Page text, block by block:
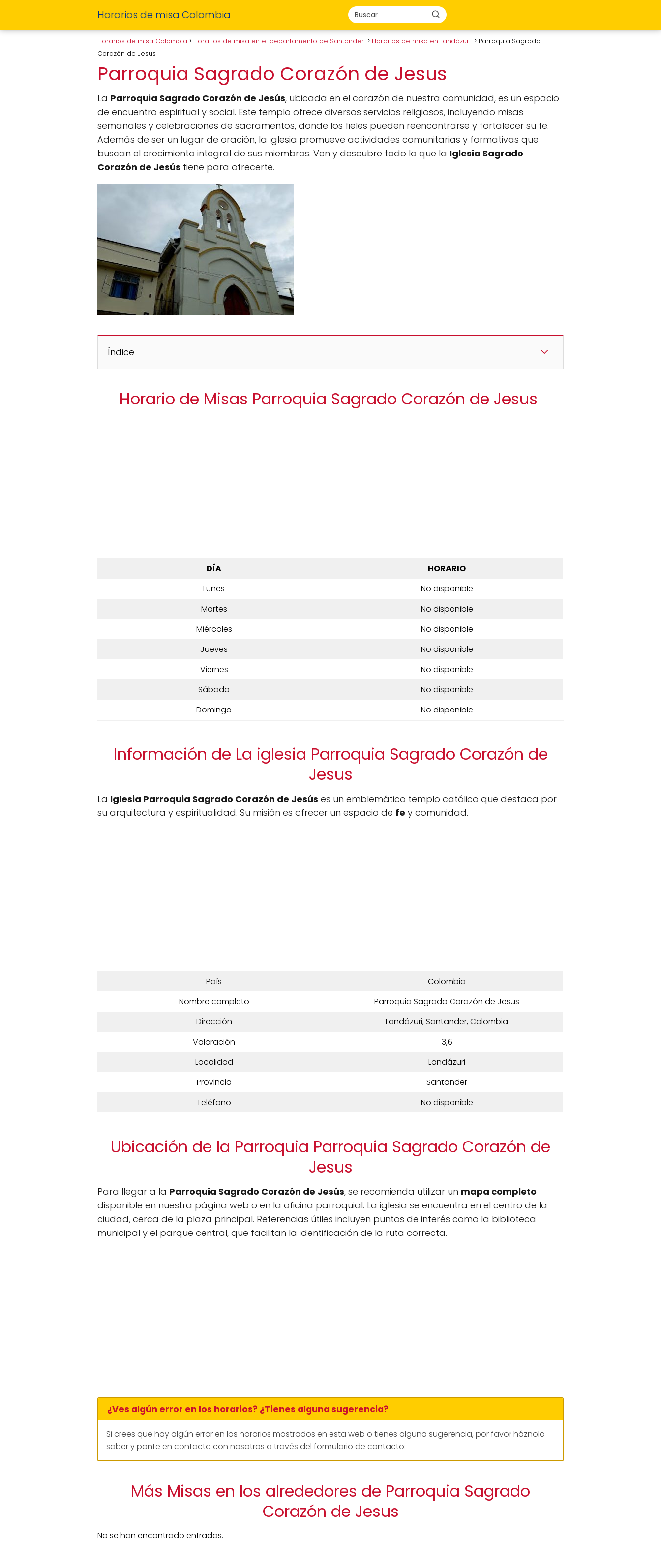
Horarios de misa Colombia
Horarios de misa Colombia Horarios de misa en el departamento de Santander Horarios de misa en Landázuri
Parroquia Sagrado
Corazón de Jesus
Parroquia Sagrado Corazón de Jesus
La Parroquia Sagrado Corazón de Jesús, ubicada en el corazón de nuestra comunidad, es un espacio
de encuentro espiritual y social. Este templo ofrece diversos servicios religiosos, incluyendo misas
semanales y celebraciones de sacramentos, donde los fieles pueden reencontrarse y fortalecer su fe.
Además de ser un lugar de oración, la iglesia promueve actividades comunitarias y formativas que
buscan el crecimiento integral de sus miembros. Ven y descubre todo lo que la Iglesia Sagrado
Corazón de Jesús tiene para ofrecerte.
Índice
Horario de Misas Parroquia Sagrado Corazón de Jesus
DÍA
HORARIO
Lunes
No disponible
Martes
No disponible
Miércoles
No disponible
Jueves
No disponible
Viernes
No disponible
Sábado
No disponible
Domingo
No disponible
Información de La iglesia Parroquia Sagrado Corazón de
Jesus
La Iglesia Parroquia Sagrado Corazón de Jesús es un emblemático templo católico que destaca por
su arquitectura y espiritualidad. Su misión es ofrecer un espacio de fe y comunidad.
País
Colombia
Nombre completo
Parroquia Sagrado Corazón de Jesus
Dirección
Landázuri, Santander, Colombia
Valoración
3,6
Localidad
Landázuri
Provincia
Santander
Teléfono
No disponible
Ubicación de la Parroquia Parroquia Sagrado Corazón de
Jesus
Para llegar a la Parroquia Sagrado Corazón de Jesús, se recomienda utilizar un mapa completo
disponible en nuestra página web o en la oficina parroquial. La iglesia se encuentra en el centro de la
ciudad, cerca de la plaza principal. Referencias útiles incluyen puntos de interés como la biblioteca
municipal y el parque central, que facilitan la identificación de la ruta correcta.
¿Ves algún error en los horarios? ¿Tienes alguna sugerencia?
Si crees que hay algún error en los horarios mostrados en esta web o tienes alguna sugerencia, por favor háznolo
saber y ponte en contacto con nosotros a través del formulario de contacto:
Más Misas en los alrededores de Parroquia Sagrado
Corazón de Jesus
No se han encontrado entradas.